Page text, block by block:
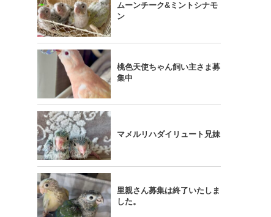
ムーンチーク&ミントシナモ
ン
桃色天使ちゃん飼い主さま募
集中
マメルリハダイリュート兄妹
里親さん募集は終了いたしま
した。